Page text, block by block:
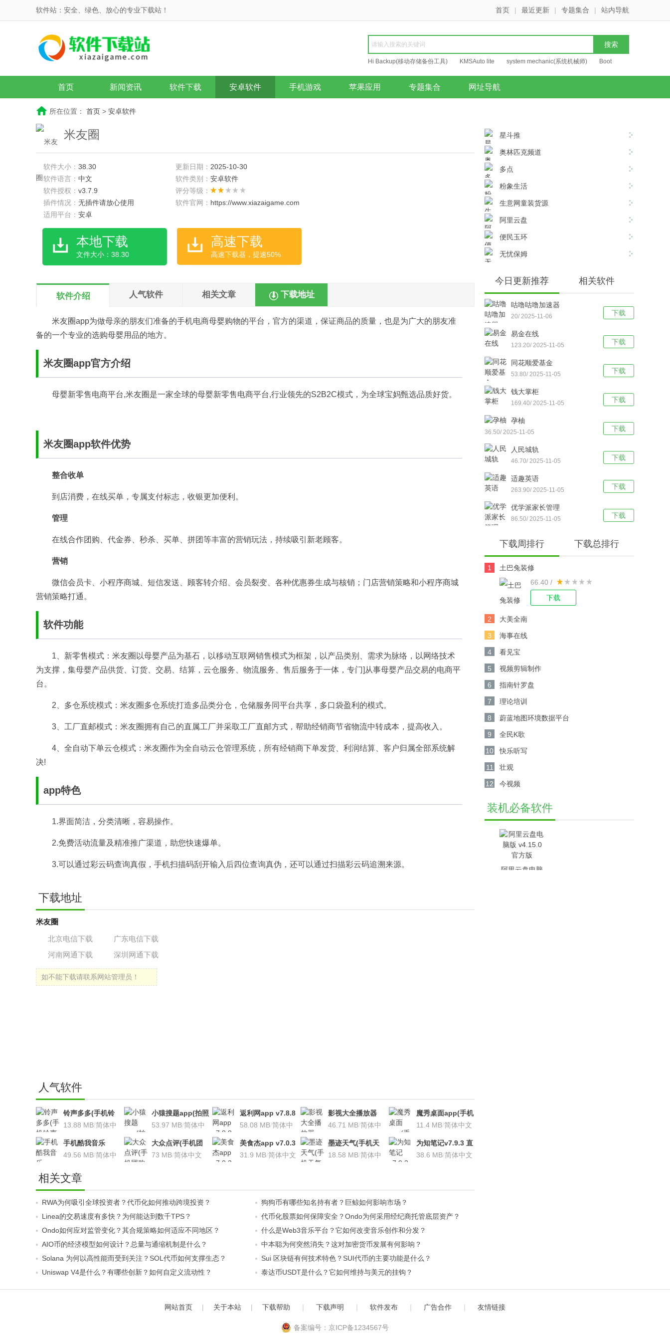
软件站：安全、绿色、放心的专业下载站！ 首页 | 最近更新 | 专题集合 | 站内导航
Hi Backup(移动存储备份工具) KMSAuto lite system mechanic(系统机械师) Boot
Repair
首页 新闻资讯 软件下载 安卓软件 手机游戏 苹果应用 专题集合 网址导航
所在位置： 首页 > 安卓软件
米友圈
软件大小： 38.30 更新日期： 2025-10-30
软件语言： 中文 软件类别： 安卓软件
软件授权： v3.7.9
评分等级：
插件情况： 无插件请放心使用 软件官网： https://www.xiazaigame.com
适用平台： 安卓
本地下载
文件大小：38.30
高速下载
高速下载器，提速50%
软件介绍 人气软件 相关文章 下载地址
米友圈app为做母亲的朋友们准备的手机电商母婴购物的平台，官方的渠道，保证商品的质量，也是为广大的朋友准
备的一个专业的选购母婴用品的地方。
米友圈app官方介绍
母婴新零售电商平台,米友圈是一家全球的母婴新零售电商平台,行业领先的S2B2C模式，为全球宝妈甄选品质好货。
米友圈app软件优势
整合收单
到店消费，在线买单，专属支付标志，收银更加便利。
管理
在线合作团购、代金券、秒杀、买单、拼团等丰富的营销玩法，持续吸引新老顾客。
营销
微信会员卡、小程序商城、短信发送、顾客转介绍、会员裂变、各种优惠券生成与核销；门店营销策略和小程序商城
营销策略打通。
软件功能
1、新零售模式：米友圈以母婴产品为基石，以移动互联网销售模式为框架，以产品类别、需求为脉络，以网络技术
为支撑，集母婴产品供货、订货、交易、结算，云仓服务、物流服务、售后服务于一体，专门]从事母婴产品交易的电商平
台。
2、多仓系统模式：米友圈多仓系统打造多品类分仓，仓储服务同平台共享，多口袋盈利的模式。
3、工厂直邮模式：米友圈拥有自己的直属工厂并采取工厂直邮方式，帮助经销商节省物流中转成本，提高收入。
4、全自动下单云仓模式：米友圈作为全自动云仓管理系统，所有经销商下单发货、利润结算、客户归属全部系统解
决!
app特色
1.界面简洁，分类清晰，容易操作。
2.免费活动流量及精准推广渠道，助您快速爆单。
3.可以通过彩云码查询真假，手机扫描码刮开输入后四位查询真伪，还可以通过扫描彩云码追溯来源。
下载地址
米友圈
北京电信下载
广东电信下载
河南网通下载
深圳网通下载
如不能下载请联系网站管理员！
人气软件
铃声多多(手机铃
声软件)v8.7.66 安
13.88 MB/简体中
小猿搜题app(拍照
搜题利器)V9.7.2安
53.97 MB/简体中
返利网app v7.8.8
安卓版
58.08 MB/简体中
影视大全播放器
v3.1.7 安卓版
46.71 MB/简体中
魔秀桌面app(手机
桌面软件)v6.8.6
11.4 MB/简体中文
手机酷我音乐
V9.2.3.5 安卓版
49.56 MB/简体中
大众点评(手机团
购软件)V10.18.4
73 MB/简体中文
美食杰app v7.0.3
安卓版
31.9 MB/简体中文
墨迹天气(手机天
气软
18.58 MB/简体中
为知笔记v7.9.3 直
装本地VIP会员版
38.6 MB/简体中文
相关文章
RWA为何吸引全球投资者？代币化如何推动跨境投资？
狗狗币有哪些知名持有者？巨鲸如何影响市场？
Linea的交易速度有多快？为何能达到数千TPS？
代币化股票如何保障安全？Ondo为何采用经纪商托管底层资产？
Ondo如何应对监管变化？其合规策略如何适应不同地区？
什么是Web3音乐平台？它如何改变音乐创作和分发？
AIO币的经济模型如何设计？总量与通缩机制是什么？
中本聪为何突然消失？这对加密货币发展有何影响？
Solana 为何以高性能而受到关注？SOL代币如何支撑生态？
Sui 区块链有何技术特色？SUI代币的主要功能是什么？
Uniswap V4是什么？有哪些创新？如何自定义流动性？
泰达币USDT是什么？它如何维持与美元的挂钩？
星斗推
奥林匹克频道
多点
粉象生活
生意网童装货源
阿里云盘
便民玉环
无忧保姆
今日更新推荐 相关软件
下载
咕噜咕噜加速器
20/ 2025-11-06
下载
易金在线
123.20/ 2025-11-05
下载
同花顺爱基金
53.80/ 2025-11-05
下载
钱大掌柜
169.40/ 2025-11-05
下载
孕柚
36.50/ 2025-11-05
下载
人民城轨
46.70/ 2025-11-05
下载
适趣英语
263.90/ 2025-11-05
下载
优学派家长管理
86.50/ 2025-11-05
下载周排行 下载总排行
1
土巴兔装修
66.40 /
下载
2 大美全南
3 海事在线
4 看见宝
5 视频剪辑制作
6 指南针罗盘
7 理论培训
8 蔚蓝地图环境数据平台
9 全民K歌
10 快乐听写
11 壮观
12 今视频
装机必备软件
阿里云盘电脑
网站首页 | 关于本站 | 下载帮助 下载声明 软件发布 广告合作 友情链接
备案编号：京ICP备1234567号